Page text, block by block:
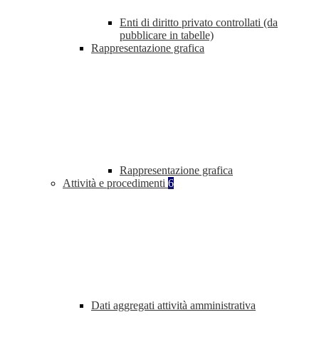
Enti di diritto privato controllati (da
pubblicare in tabelle)
Rappresentazione grafica
Rappresentazione grafica
Attività e procedimenti 6
Dati aggregati attività amministrativa